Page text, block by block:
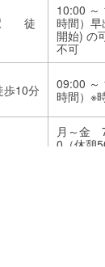
駅 徒
10:00 ～
時間）
開始) の
不可
10分
09:00 ～
時間）※
月～金
0（休憩